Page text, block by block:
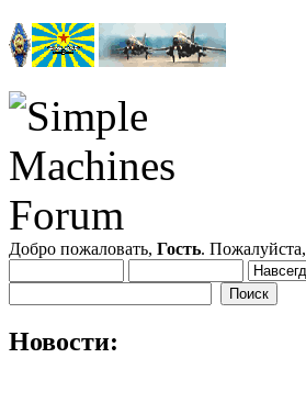
Добро пожаловать, Гость. Пожалуйста,
Новости: